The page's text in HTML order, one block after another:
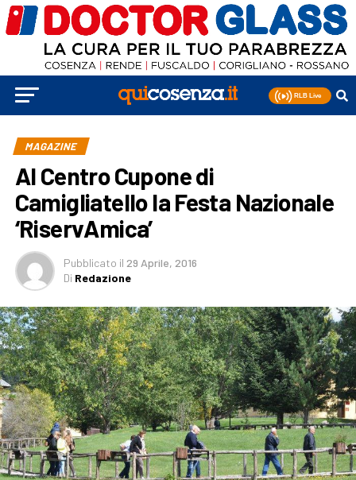
MAGAZINE
Al Centro Cupone di
Camigliatello la Festa Nazionale
‘RiservAmica’
Pubblicato il 29 Aprile, 2016
Di Redazione